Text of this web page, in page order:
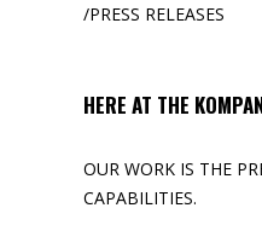
PRESS RELEASES
HERE AT THE
OUR WORK IS THE
CAPABILITIES.